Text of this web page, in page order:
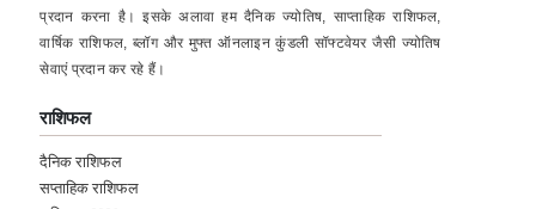
प्रदान करना है। इसके अलावा हम दैनिक ज्योतिष, साप्ताहिक राशिफल,
वार्षिक राशिफल, ब्लॉग और मुफ्त ऑनलाइन कुंडली सॉफ्टवेयर जैसी ज्योतिष
सेवाएं प्रदान कर रहे हैं।
राशिफल
दैनिक राशिफल
सप्ताहिक राशिफल